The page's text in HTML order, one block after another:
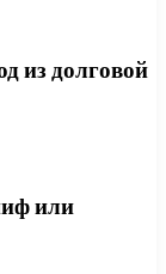
из долговой
или